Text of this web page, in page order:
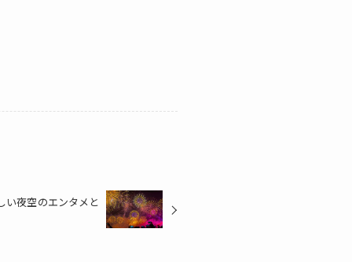
い夜空のエンタメと